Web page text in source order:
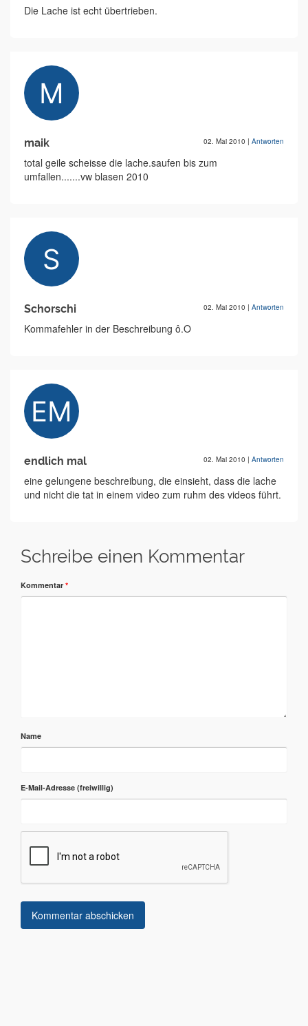
Die Lache ist echt übertrieben.
maik 02. Mai 2010 | Antworten
total geile scheisse die lache.saufen bis zum
umfallen.......vw blasen 2010
Schorschi 02. Mai 2010 | Antworten
Kommafehler in der Beschreibung ô.O
endlich mal 02. Mai 2010 | Antworten
eine gelungene beschreibung, die einsieht, dass die lache
und nicht die tat in einem video zum ruhm des videos führt.
Schreibe einen Kommentar
Kommentar *
Name
E-Mail-Adresse